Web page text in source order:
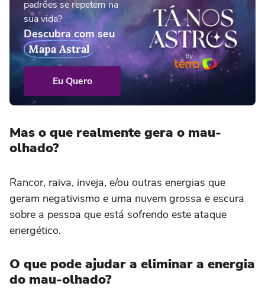
padrões se repetem na
sua vida?
Descubra com seu
Mapa Astral
Eu Quero
Mas o que realmente gera o mau-
olhado?
Rancor, raiva, inveja, e/ou outras energias que
geram negativismo e uma nuvem grossa e escura
sobre a pessoa que está sofrendo este ataque
energético.
O que pode ajudar a eliminar a energia
do mau-olhado?